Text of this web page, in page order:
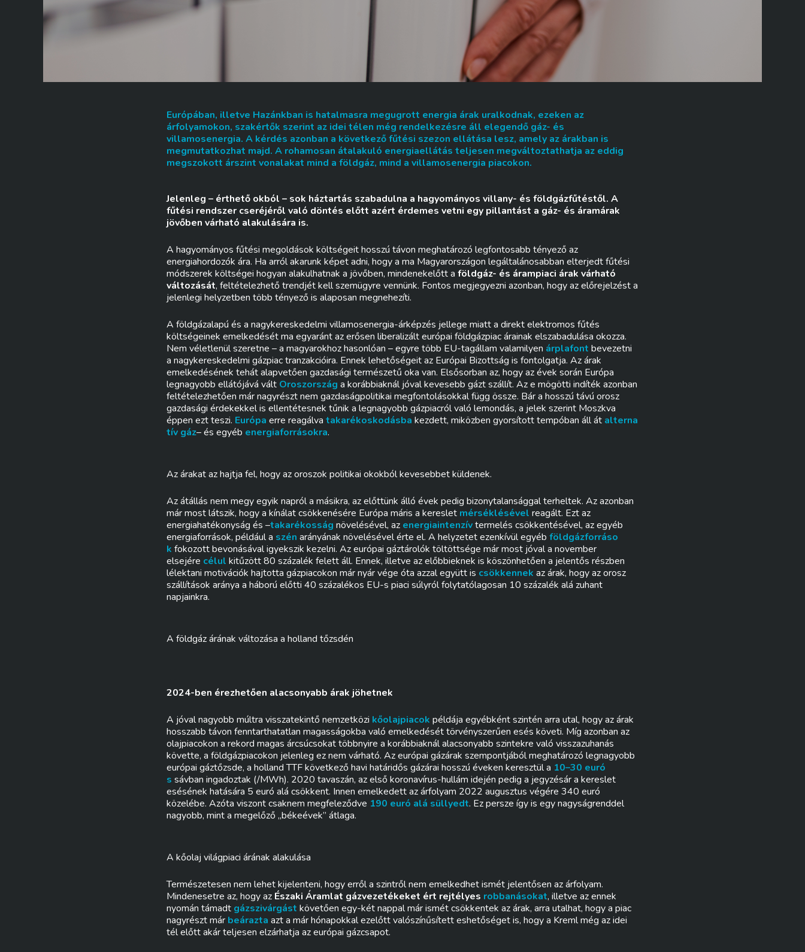
Európában, illetve Hazánkban is hatalmasra megugrott energia árak uralkodnak, ezeken az
árfolyamokon, szakértők szerint az idei télen még rendelkezésre áll elegendő gáz- és
villamosenergia. A kérdés azonban a következő fűtési szezon ellátása lesz, amely az árakban is
megmutatkozhat majd. A rohamosan átalakuló energiaellátás teljesen megváltoztathatja az eddig
megszokott árszint vonalakat mind a földgáz, mind a villamosenergia piacokon.
Jelenleg – érthető okból – sok háztartás szabadulna a hagyományos villany- és földgázfűtéstől. A
fűtési rendszer cseréjéről való döntés előtt azért érdemes vetni egy pillantást a gáz- és áramárak
jövőben várható alakulására is.
A hagyományos fűtési megoldások költségeit hosszú távon meghatározó legfontosabb tényező az
energiahordozók ára. Ha arról akarunk képet adni, hogy a ma Magyarországon legáltalánosabban elterjedt fűtési
módszerek költségei hogyan alakulhatnak a jövőben, mindenekelőtt a földgáz- és árampiaci árak várható
változását, feltételezhető trendjét kell szemügyre vennünk. Fontos megjegyezni azonban, hogy az előrejelzést a
jelenlegi helyzetben több tényező is alaposan megnehezíti.
A földgázalapú és a nagykereskedelmi villamosenergia-árképzés jellege miatt a direkt elektromos fűtés
költségeinek emelkedését ma egyaránt az erősen liberalizált európai földgázpiac árainak elszabadulása okozza.
Nem véletlenül szeretne – a magyarokhoz hasonlóan – egyre több EU-tagállam valamilyen árplafont bevezetni
a nagykereskedelmi gázpiac tranzakcióira. Ennek lehetőségeit az Európai Bizottság is fontolgatja. Az árak
emelkedésének tehát alapvetően gazdasági természetű oka van. Elsősorban az, hogy az évek során Európa
legnagyobb ellátójává vált Oroszország a korábbiaknál jóval kevesebb gázt szállít. Az e mögötti indíték azonban
feltételezhetően már nagyrészt nem gazdaságpolitikai megfontolásokkal függ össze. Bár a hosszú távú orosz
gazdasági érdekekkel is ellentétesnek tűnik a legnagyobb gázpiacról való lemondás, a jelek szerint Moszkva
éppen ezt teszi. Európa erre reagálva takarékoskodásba kezdett, miközben gyorsított tempóban áll át alterna
tív gáz– és egyéb energiaforrásokra.
Az árakat az hajtja fel, hogy az oroszok politikai okokból kevesebbet küldenek.
Az átállás nem megy egyik napról a másikra, az előttünk álló évek pedig bizonytalansággal terheltek. Az azonban
már most látszik, hogy a kínálat csökkenésére Európa máris a kereslet mérséklésével reagált. Ezt az
energiahatékonyság és –takarékosság növelésével, az energiaintenzívtermelés csökkentésével, az egyéb
energiaforrások, például a szén arányának növelésével érte el. A helyzetet ezenkívül egyéb földgázforráso
k fokozott bevonásával igyekszik kezelni. Az európai gáztárolók töltöttsége már most jóval a november
elsejére célul kitűzött 80 százalék felett áll. Ennek, illetve az előbbieknek is köszönhetően a jelentős részben
lélektani motivációk hajtotta gázpiacokon már nyár vége óta azzal együtt is csökkennek az árak, hogy az orosz
szállítások aránya a háború előtti 40 százalékos EU-s piaci súlyról folytatólagosan 10 százalék alá zuhant
napjainkra.
A földgáz árának változása a holland tőzsdén
2024-ben érezhetően alacsonyabb árak jöhetnek
A jóval nagyobb múltra visszatekintő nemzetközi kőolajpiacok példája egyébként szintén arra utal, hogy az árak
hosszabb távon fenntarthatatlan magasságokba való emelkedését törvényszerűen esés követi. Míg azonban az
olajpiacokon a rekord magas árcsúcsokat többnyire a korábbiaknál alacsonyabb szintekre való visszazuhanás
követte, a földgázpiacokon jelenleg ez nem várható. Az európai gázárak szempontjából meghatározó legnagyobb
európai gáztőzsde, a holland TTF következő havi határidős gázárai hosszú éveken keresztül a 10–30 euró
s sávban ingadoztak (/MWh). 2020 tavaszán, az első koronavírus-hullám idején pedig a jegyzésár a kereslet
esésének hatására 5 euró alá csökkent. Innen emelkedett az árfolyam 2022 augusztus végére 340 euró
közelébe. Azóta viszont csaknem megfeleződve 190 euró alá süllyedt. Ez persze így is egy nagyságrenddel
nagyobb, mint a megelőző „békeévek” átlaga.
A kőolaj világpiaci árának alakulása
Természetesen nem lehet kijelenteni, hogy erről a szintről nem emelkedhet ismét jelentősen az árfolyam.
Mindenesetre az, hogy az Északi Áramlat gázvezetékeket ért rejtélyes robbanásokat, illetve az ennek
nyomán támadt gázszivárgást követően egy-két nappal már ismét csökkentek az árak, arra utalhat, hogy a piac
nagyrészt már beárazta azt a már hónapokkal ezelőtt valószínűsített eshetőséget is, hogy a Kreml még az idei
tél előtt akár teljesen elzárhatja az európai gázcsapot.